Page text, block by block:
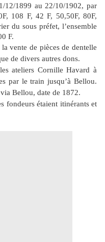
12/1899 au 22/10/1902, par
108 F, 42 F, 50,50F, 80F,
du sous préfet, l’ensemble
F.
vente de pièces de dentelle
de divers autres dons.
ateliers Cornille Havard à
par le train jusqu’à Bellou.
Bellou, date de 1872.
fondeurs étaient itinérants et